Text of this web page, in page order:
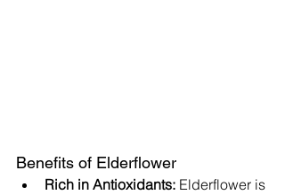
Benefits of Elderflower
Rich in Antioxidants: Elderflower is